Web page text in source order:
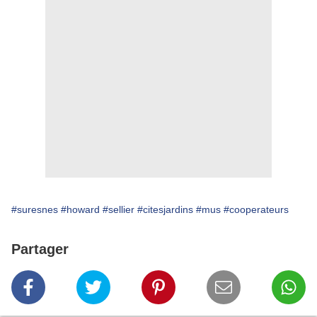
#suresnes #howard #sellier #citesjardins #mus #cooperateurs
Partager